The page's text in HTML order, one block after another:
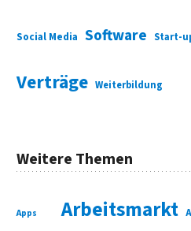
Social Media Software Start-
Verträge Weiterbildung
Weitere Themen
Apps Arbeitsmarkt